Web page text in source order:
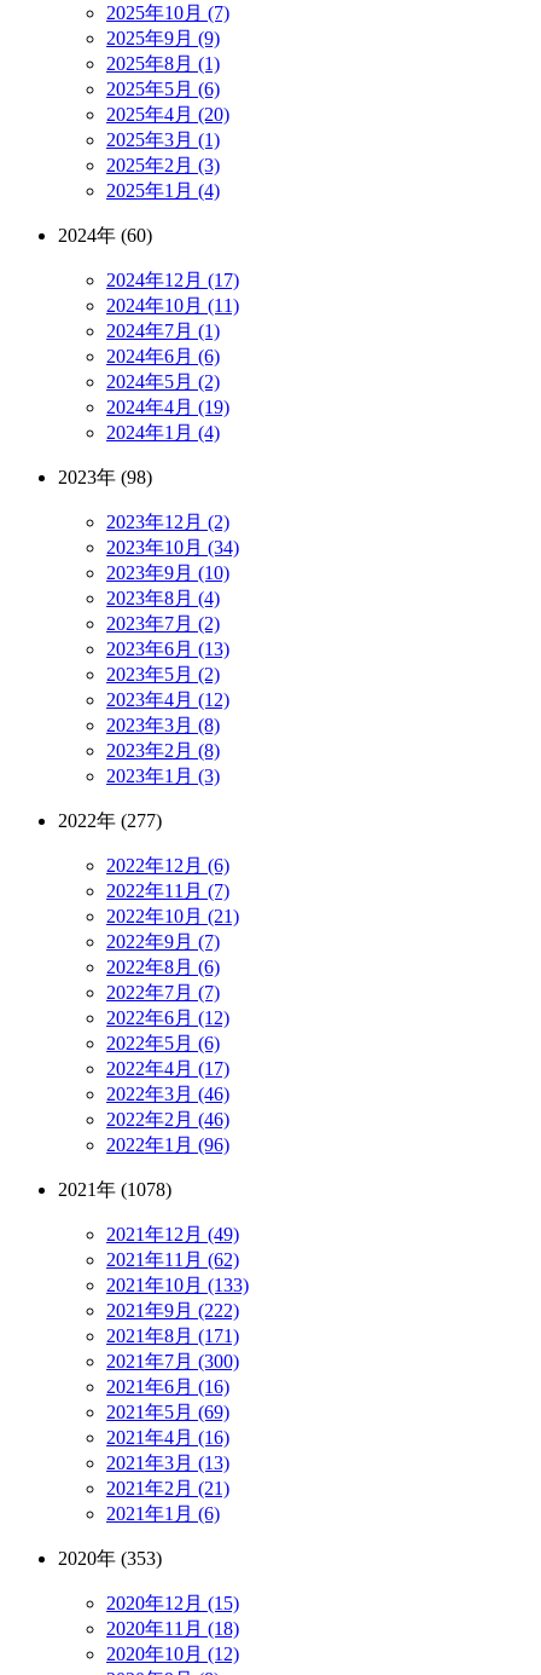
2025年10月 (7)
2025年9月 (9)
2025年8月 (1)
2025年5月 (6)
2025年4月 (20)
2025年3月 (1)
2025年2月 (3)
2025年1月 (4)
2024年 (60)
2024年12月 (17)
2024年10月 (11)
2024年7月 (1)
2024年6月 (6)
2024年5月 (2)
2024年4月 (19)
2024年1月 (4)
2023年 (98)
2023年12月 (2)
2023年10月 (34)
2023年9月 (10)
2023年8月 (4)
2023年7月 (2)
2023年6月 (13)
2023年5月 (2)
2023年4月 (12)
2023年3月 (8)
2023年2月 (8)
2023年1月 (3)
2022年 (277)
2022年12月 (6)
2022年11月 (7)
2022年10月 (21)
2022年9月 (7)
2022年8月 (6)
2022年7月 (7)
2022年6月 (12)
2022年5月 (6)
2022年4月 (17)
2022年3月 (46)
2022年2月 (46)
2022年1月 (96)
2021年 (1078)
2021年12月 (49)
2021年11月 (62)
2021年10月 (133)
2021年9月 (222)
2021年8月 (171)
2021年7月 (300)
2021年6月 (16)
2021年5月 (69)
2021年4月 (16)
2021年3月 (13)
2021年2月 (21)
2021年1月 (6)
2020年 (353)
2020年12月 (15)
2020年11月 (18)
2020年10月 (12)